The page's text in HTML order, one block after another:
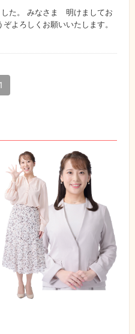
した。 みなさま 明けましてお
よろしくお願いいたします。
1